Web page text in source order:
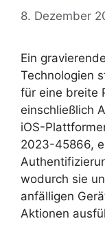
8. Dezember
Ein
Technologien
für eine breite
einschließlich
iOS-
2023-45866,
wodurch sie
anfälligen
Aktionen